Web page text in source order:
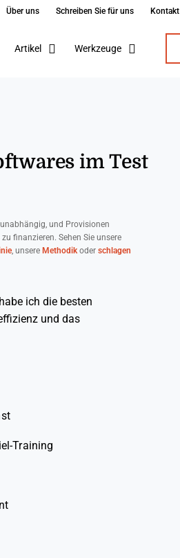
Über uns Schreiben Sie für uns Kontakt
Artikel Werkzeuge
im Test
und Provisionen
zu finanzieren. Sehen Sie unsere
, unsere Methodikoder schlagen
ich die besten
und das
Training